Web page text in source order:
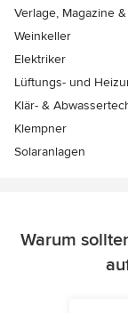
Verlage, Magazine
Weinkeller
Elektriker
Lüftungs- und
Klär- &
Klempner
Solaranlagen
Warum